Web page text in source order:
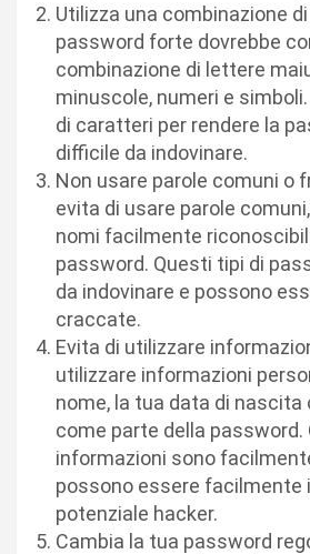
Utilizza una combinazione
password forte dovrebbe
combinazione di lettere
minuscole, numeri e
di caratteri per rendere la
difficile da indovinare.
Non usare parole comuni o
evita di usare parole
nomi facilmente
password. Questi tipi di
da indovinare e possono
craccate.
Evita di utilizzare
utilizzare informazioni
nome, la tua data di nascita
come parte della password.
informazioni sono
possono essere facilmente
potenziale hacker.
Cambia la tua password